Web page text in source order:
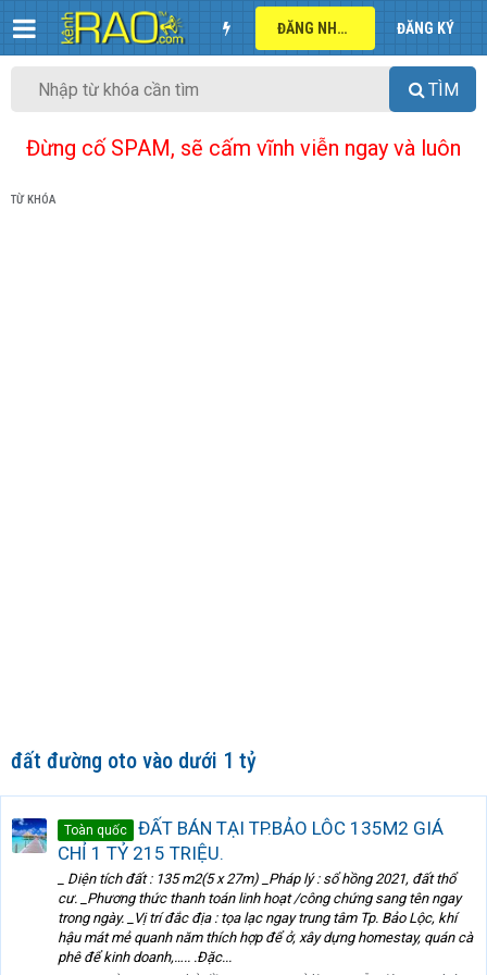
ĐĂNG NHẬP ĐĂNG KÝ
TÌM
Đừng cố SPAM, sẽ cấm vĩnh viễn ngay và luôn
TỪ KHÓA
đất đường oto vào dưới 1 tỷ
Toàn quốc
ĐẤT BÁN TẠI TP.BẢO LÔC 135M2 GIÁ
CHỈ 1 TỶ 215 TRIỆU.
_ Diện tích đất : 135 m2(5 x 27m) _Pháp lý : sổ hồng 2021, đất thổ
cư. _Phương thức thanh toán linh hoạt /công chứng sang tên ngay
trong ngày. _Vị trí đắc địa : tọa lạc ngay trung tâm Tp. Bảo Lộc, khí
hậu mát mẻ quanh năm thích hợp để ở, xây dựng homestay, quán cà
phê để kinh doanh,….. .Đặc...